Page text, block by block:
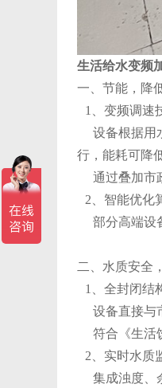
生活给水变频
一、节能，降
1、变频调速
设备根据用
行，能耗可降
通过叠加市
2、智能优化
部分高端设
二、水质安全
1、全封闭结
设备直接与
符合《生活
2、实时水质
集成浊度、